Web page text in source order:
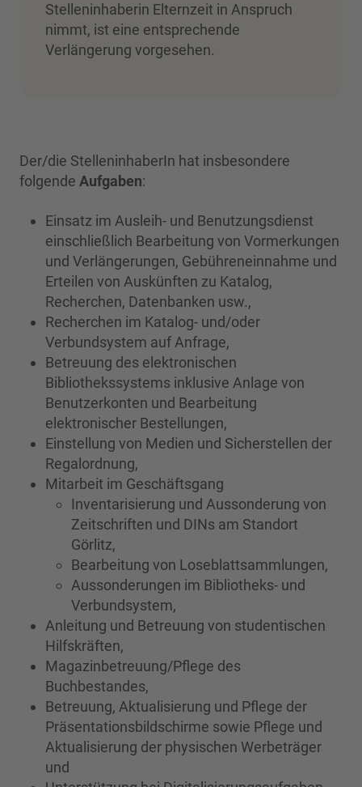
Stelleninhaberin Elternzeit in Anspruch
nimmt, ist eine entsprechende
Verlängerung vorgesehen.
Der/die StelleninhaberIn hat insbesondere
folgende Aufgaben:
Einsatz im Ausleih- und Benutzungsdienst
einschließlich Bearbeitung von Vormerkungen
und Verlängerungen, Gebühreneinnahme und
Erteilen von Auskünften zu Katalog,
Recherchen, Datenbanken usw.,
Recherchen im Katalog- und/oder
Verbundsystem auf Anfrage,
Betreuung des elektronischen
Bibliothekssystems inklusive Anlage von
Benutzerkonten und Bearbeitung
elektronischer Bestellungen,
Einstellung von Medien und Sicherstellen der
Regalordnung,
Mitarbeit im Geschäftsgang
Inventarisierung und Aussonderung von
Zeitschriften und DINs am Standort
Görlitz,
Bearbeitung von Loseblattsammlungen,
Aussonderungen im Bibliotheks- und
Verbundsystem,
Anleitung und Betreuung von studentischen
Hilfskräften,
Magazinbetreuung/Pflege des
Buchbestandes,
Betreuung, Aktualisierung und Pflege der
Präsentationsbildschirme sowie Pflege und
Aktualisierung der physischen Werbeträger
und